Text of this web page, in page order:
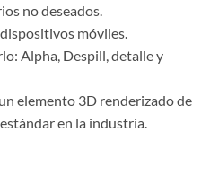
no deseados.
móviles.
Alpha, Despill, detalle y
elemento 3D renderizado de
en la industria.